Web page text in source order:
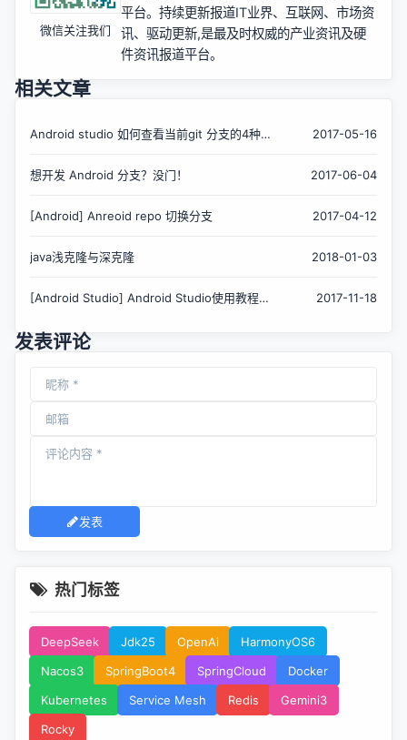
微信关注我们
平台。持续更新报道IT业界、互联网、市场资
讯、驱动更新,是最及时权威的产业资讯及硬
件资讯报道平台。
相关文章
Android studio 如何查看当前git 分支的4种方
2017-05-16
想开发 Android 分支？没门！ 2017-06-04
[Android] Anreoid repo 切换分支 2017-04-12
java浅克隆与深克隆 2018-01-03
[Android Studio] Android Studio使用教程
2017-11-18
发表评论
发表
热门标签
DeepSeek Jdk25 OpenAi
HarmonyOS6
Nacos3
SpringBoot4 SpringCloud
Docker
Kubernetes
Service Mesh Redis
Gemini3
Rocky